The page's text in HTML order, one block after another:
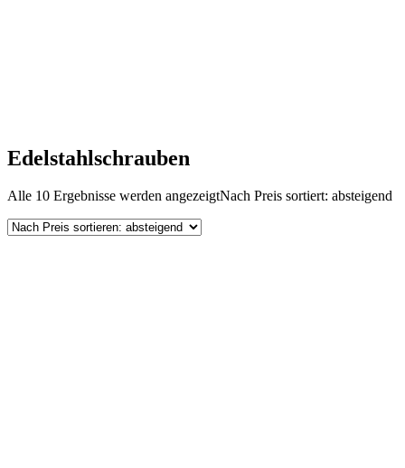
Edelstahlschrauben
Alle 10 Ergebnisse werden angezeigtNach Preis sortiert: absteigend